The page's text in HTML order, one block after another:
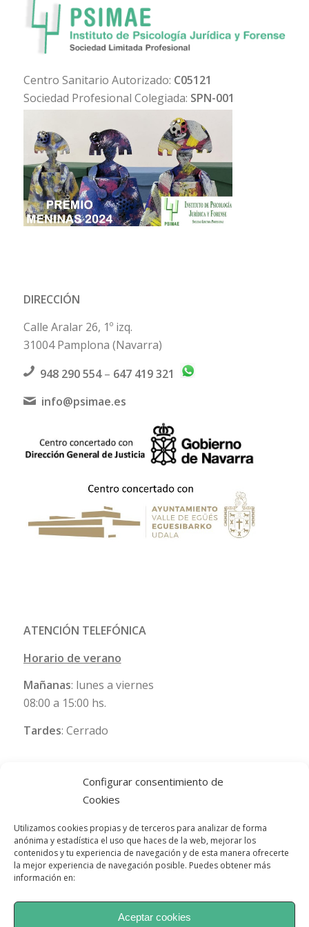
Configurar consentimiento de
Cookies
Utilizamos cookies propias y de terceros para analizar de forma
anónima y estadística el uso que haces de la web, mejorar los
contenidos y tu experiencia de navegación y de esta manera ofrecerte
la mejor experiencia de navegación posible. Puedes obtener más
información en:
Aceptar cookies
Centro Sanitario Autorizado: C05121
Sociedad Profesional Colegiada: SPN-001
DIRECCIÓN
Calle Aralar 26, 1º izq.
31004 Pamplona (Navarra)
948 290 554– 647 419 321
info@psimae.es
ATENCIÓN TELEFÓNICA
Horario de verano
Mañanas: lunes a viernes
08:00 a 15:00 hs.
Tardes: Cerrado